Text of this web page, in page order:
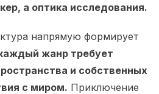
а оптика исследования.
напрямую формирует
жанр требует
и собственных
с миром. Приключение